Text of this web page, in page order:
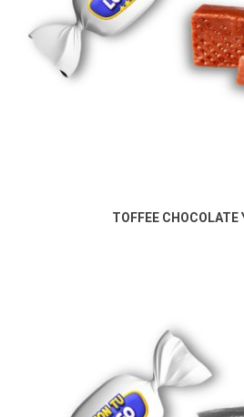
TOFFEE CHOCOLATE